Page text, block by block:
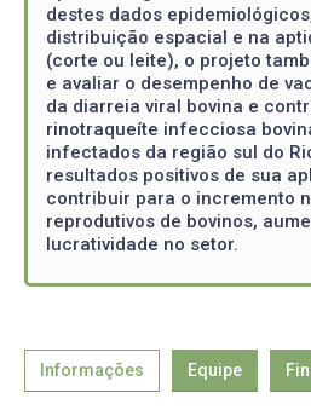
destes dados
distribuição espacial e na
(corte ou leite), o projeto
e avaliar o desempenho de
da diarreia viral bovina e
rinotraqueíte infecciosa
infectados da região sul do
resultados positivos de sua
contribuir para o incremento
reprodutivos de bovinos,
lucratividade no setor.
Informações Equipe